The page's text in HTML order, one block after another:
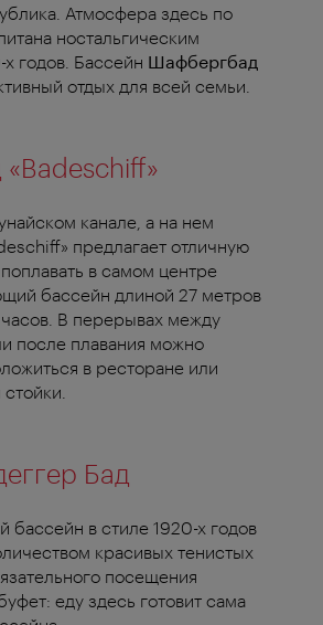
Атмосфера здесь по
ностальгическим
годов. Бассейн Шафбергбад
отдых для всей семьи.
«Badeschiff»
канале, а на нем
предлагает отличную
в самом центре
бассейн длиной 27 метров
В перерывах между
после плавания можно
в ресторане или
Бад
бассейн в стиле 1920-х годов
красивых тенистых
посещения
еду здесь готовит сама